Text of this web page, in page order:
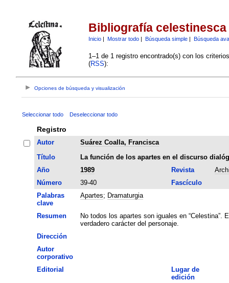
Bibliografía celestinesca
Inicio| Mostrar todo| Búsqueda simple| Búsqueda
1–1 de 1 registro encontrado(s) con los
(RSS):
Opciones de búsqueda y visualización
Seleccionar todo Deseleccionar todo
Registro
Autor
Suárez Coalla, Francisca
Título
La función de los apartes en el discurso
Año
1989 Revista
Número
39-40
Fascículo
Palabras
clave
Apartes; Dramaturgia
Resumen
No todos los apartes son iguales en
verdadero carácter del personaje.
Dirección
Autor
corporativo
Editorial
Lugar de
edición